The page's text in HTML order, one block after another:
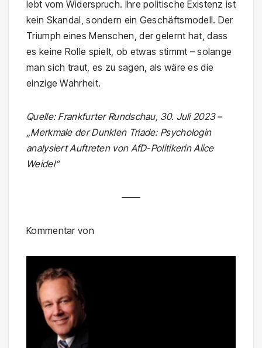
lebt vom Widerspruch. Ihre politische Existenz ist
kein Skandal, sondern ein Geschäftsmodell. Der
Triumph eines Menschen, der gelernt hat, dass
es keine Rolle spielt, ob etwas stimmt – solange
man sich traut, es zu sagen, als wäre es die
einzige Wahrheit.
Quelle: Frankfurter Rundschau, 30. Juli 2023 –
„Merkmale der Dunklen Triade: Psychologin
analysiert Auftreten von AfD-Politikerin Alice
Weidel“
——
Kommentar von